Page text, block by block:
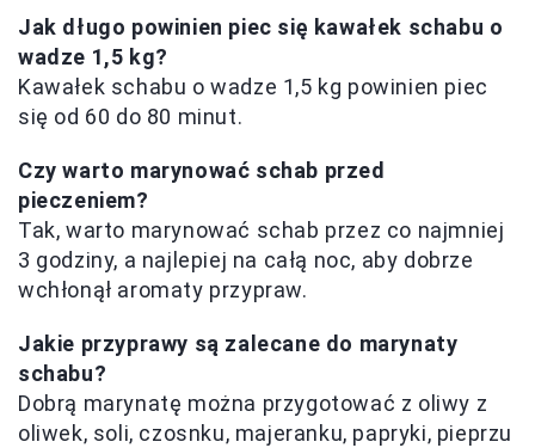
Jak długo powinien piec się kawałek schabu o
wadze 1,5 kg?
Kawałek schabu o wadze 1,5 kg powinien piec
się od 60 do 80 minut.
Czy warto marynować schab przed
pieczeniem?
Tak, warto marynować schab przez co najmniej
3 godziny, a najlepiej na całą noc, aby dobrze
wchłonął aromaty przypraw.
Jakie przyprawy są zalecane do marynaty
schabu?
Dobrą marynatę można przygotować z oliwy z
oliwek, soli, czosnku, majeranku, papryki, pieprzu